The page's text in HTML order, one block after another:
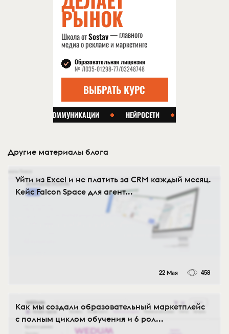
Другие материалы блога
Уйти из Excel и не платить за CRM каждый месяц.
Кейс Falcon Space для агент...
22 Мая 458
Как мы создали образовательный маркетплейс
с полным циклом обучения и 6 рол...